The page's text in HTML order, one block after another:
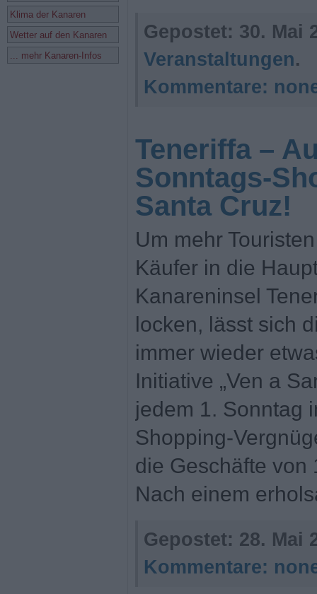
Klima der Kanaren
Wetter auf den Kanaren
... mehr Kanaren-Infos
Gepostet: 30. Mai
Veranstaltungen.
Kommentare:
Teneriffa –
Sonntags-
Santa Cruz!
Um mehr
Käufer in die
Kanareninsel
locken, lässt sich
immer wieder
Initiative „Ven a
jedem 1. Sonntag
Shopping-
die Geschäfte von
Nach einem
Gepostet: 28. Mai
Kommentare: